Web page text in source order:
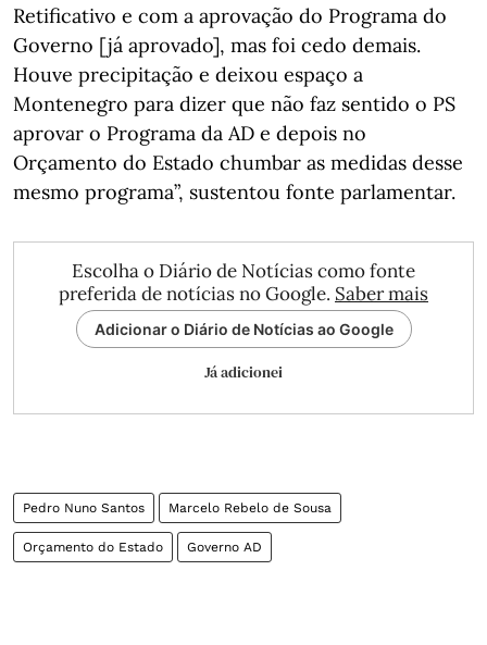
Retificativo e com a aprovação do Programa do
Governo [já aprovado], mas foi cedo demais.
Houve precipitação e deixou espaço a
Montenegro para dizer que não faz sentido o PS
aprovar o Programa da AD e depois no
Orçamento do Estado chumbar as medidas desse
mesmo programa”, sustentou fonte parlamentar.
Escolha o Diário de Notícias como fonte
preferida de notícias no Google. Saber mais
Adicionar o Diário de Notícias ao Google
Já adicionei
Pedro Nuno Santos Marcelo Rebelo de Sousa
Orçamento do Estado Governo AD